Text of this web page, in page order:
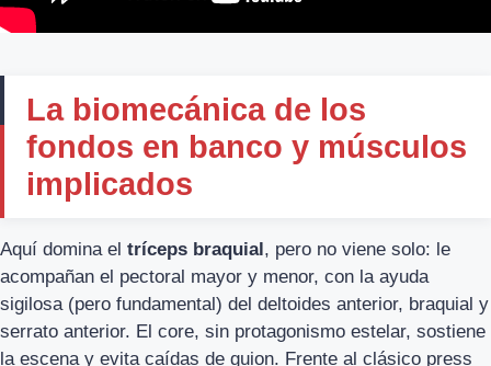
La biomecánica de los
fondos en banco y músculos
implicados
Aquí domina el tríceps braquial, pero no viene solo: le
acompañan el pectoral mayor y menor, con la ayuda
sigilosa (pero fundamental) del deltoides anterior, braquial y
serrato anterior. El core, sin protagonismo estelar, sostiene
la escena y evita caídas de guion. Frente al clásico press